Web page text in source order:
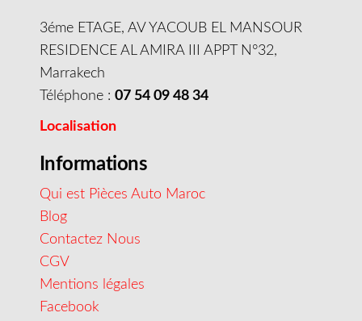
3éme ETAGE, AV YACOUB EL MANSOUR
RESIDENCE AL AMIRA III APPT N°32,
Marrakech
Téléphone : 07 54 09 48 34
Localisation
Informations
Qui est Pièces Auto Maroc
Blog
Contactez Nous
CGV
Mentions légales
Facebook